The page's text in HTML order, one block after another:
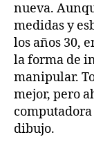
nueva.
medidas y
los años 30,
la forma de
manipular.
mejor, pero
dibujo.